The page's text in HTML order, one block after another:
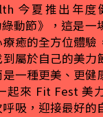
今夏推出年
動節》，這是一
癒的全方位體驗
屬於自己的美力
一種更美、更健
起來 Fit Fest 美
吸，迎接最好的